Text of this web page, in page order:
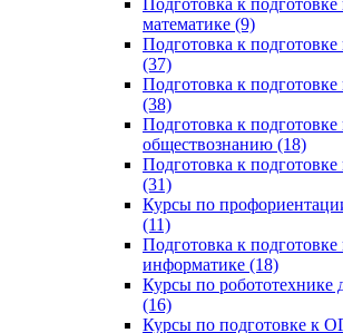
Подготовка к
математике (9)
Подготовка к
(37)
Подготовка к
(38)
Подготовка к
обществознанию (18)
Подготовка к
(31)
Курсы по
(11)
Подготовка к
информатике (18)
Курсы по робототехнике
(16)
Курсы по подготовке к